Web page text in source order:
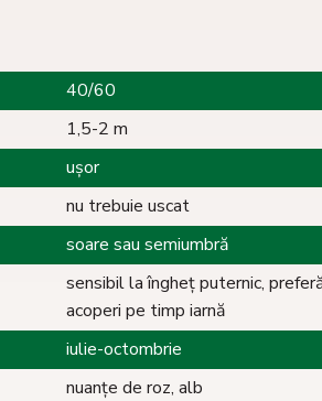
40/60
1,5-2 m
ușor
nu trebuie uscat
soare sau semiumbră
sensibil la îngheț puternic,
acoperi pe timp iarnă
iulie-octombrie
nuanțe de roz, alb